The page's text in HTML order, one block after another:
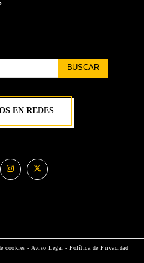
BUSCAR
EN REDES
cookies - Aviso Legal-Política de Privacidad